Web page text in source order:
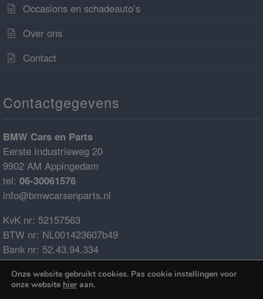
Occasions en schadeauto’s
Over ons
Contact
Contactgegevens
BMW Cars en Parts
Eerste Industrieweg 20
9902 AM Appingedam
tel: 06-30061576
info@bmwcarsenparts.nl
KvK nr: 52157563
BTW nr: NL001423607b49
Bank nr: 52.43.94.334
IBAN: NL68ABNA0524394334
BIC: ABNANL2A
Onze website gebruikt cookies. Pas cookie instellingen voor
onze website hieraan.